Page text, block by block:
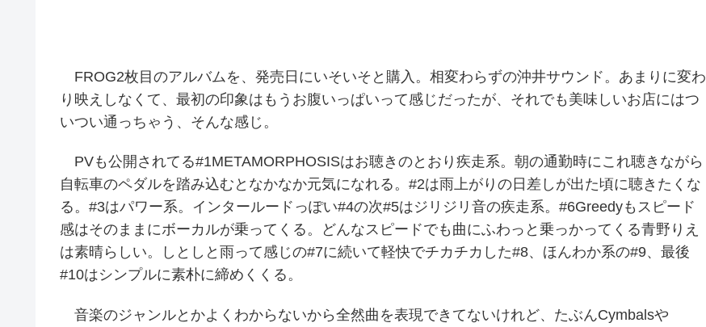
FROG2枚目のアルバムを、発売日にいそいそと購入。相変わらずの沖井サウンド。あまりに変わ
り映えしなくて、最初の印象はもうお腹いっぱいって感じだったが、それでも美味しいお店にはつ
いつい通っちゃう、そんな感じ。
PVも公開されてる#1METAMORPHOSISはお聴きのとおり疾走系。朝の通勤時にこれ聴きながら
自転車のペダルを踏み込むとなかなか元気になれる。#2は雨上がりの日差しが出た頃に聴きたくな
る。#3はパワー系。インタールードっぽい#4の次#5はジリジリ音の疾走系。#6Greedyもスピード
感はそのままにボーカルが乗ってくる。どんなスピードでも曲にふわっと乗っかってくる青野りえ
は素晴らしい。しとしと雨って感じの#7に続いて軽快でチカチカした#8、ほんわか系の#9、最後
#10はシンプルに素朴に締めくくる。
音楽のジャンルとかよくわからないから全然曲を表現できてないけれど、たぶんCymbalsや